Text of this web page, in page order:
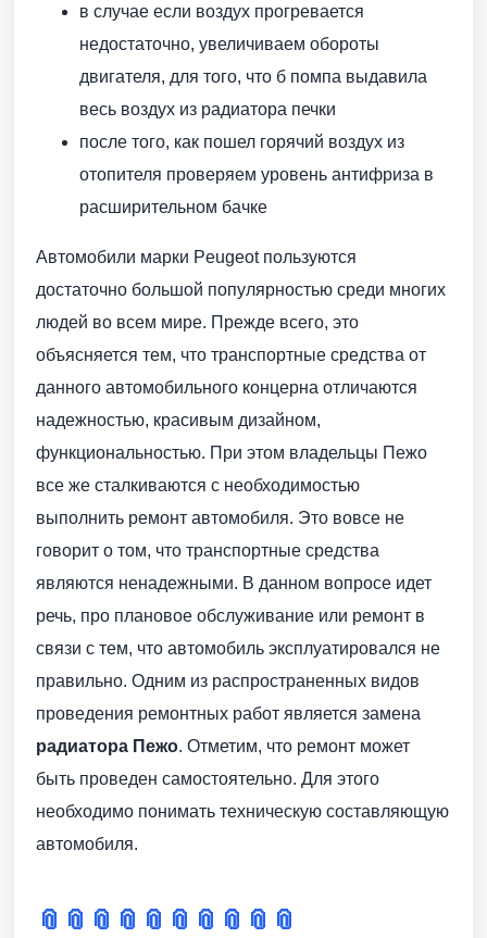
в случае если воздух прогревается
недостаточно, увеличиваем обороты
двигателя, для того, что б помпа выдавила
весь воздух из радиатора печки
после того, как пошел горячий воздух из
отопителя проверяем уровень антифриза в
расширительном бачке
Автомобили марки Peugeot пользуются
достаточно большой популярностью среди многих
людей во всем мире. Прежде всего, это
объясняется тем, что транспортные средства от
данного автомобильного концерна отличаются
надежностью, красивым дизайном,
функциональностью. При этом владельцы Пежо
все же сталкиваются с необходимостью
выполнить ремонт автомобиля. Это вовсе не
говорит о том, что транспортные средства
являются ненадежными. В данном вопросе идет
речь, про плановое обслуживание или ремонт в
связи с тем, что автомобиль эксплуатировался не
правильно. Одним из распространенных видов
проведения ремонтных работ является замена
радиатора Пежо. Отметим, что ремонт может
быть проведен самостоятельно. Для этого
необходимо понимать техническую составляющую
автомобиля.
📎 📎 📎 📎 📎 📎 📎 📎 📎 📎